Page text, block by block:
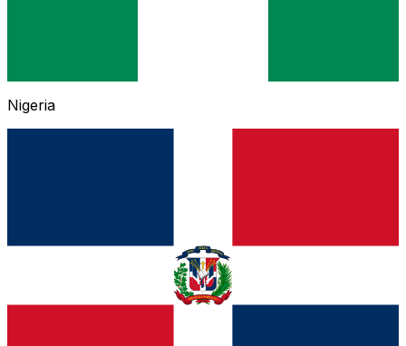
Nigeria